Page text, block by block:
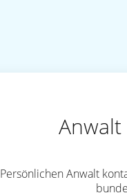
Persönlichen Anwalt